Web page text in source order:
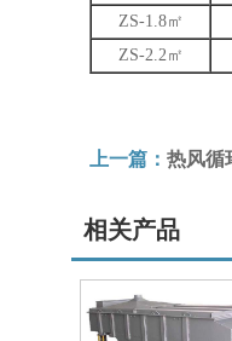
ZS-1.8㎡
ZS-2.2㎡
上一篇： 热风循
相关产品